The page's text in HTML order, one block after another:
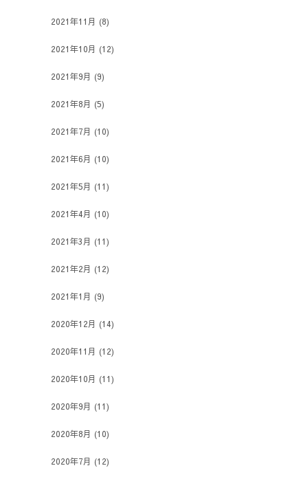
2021年11月 (8)
2021年10月 (12)
2021年9月 (9)
2021年8月 (5)
2021年7月 (10)
2021年6月 (10)
2021年5月 (11)
2021年4月 (10)
2021年3月 (11)
2021年2月 (12)
2021年1月 (9)
2020年12月 (14)
2020年11月 (12)
2020年10月 (11)
2020年9月 (11)
2020年8月 (10)
2020年7月 (12)